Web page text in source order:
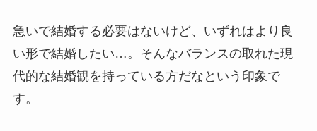
急いで結婚する必要はないけど、いずれはより良
い形で結婚したい…。そんなバランスの取れた現
代的な結婚観を持っている方だなという印象で
す。